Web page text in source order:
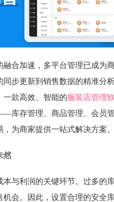
合加速，多平台管理已成为
步更新到销售数据的精准分
一款高效、智能的服装店管理
库存管理、商品管理、会员
为商家提供一站式解决方案。
然
与利润的关键环节。过多的
会。因此，设置合理的安全